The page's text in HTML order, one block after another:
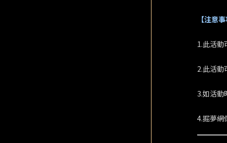
【注意
1.此活
2.此活動
3.如活動
4.掘夢網